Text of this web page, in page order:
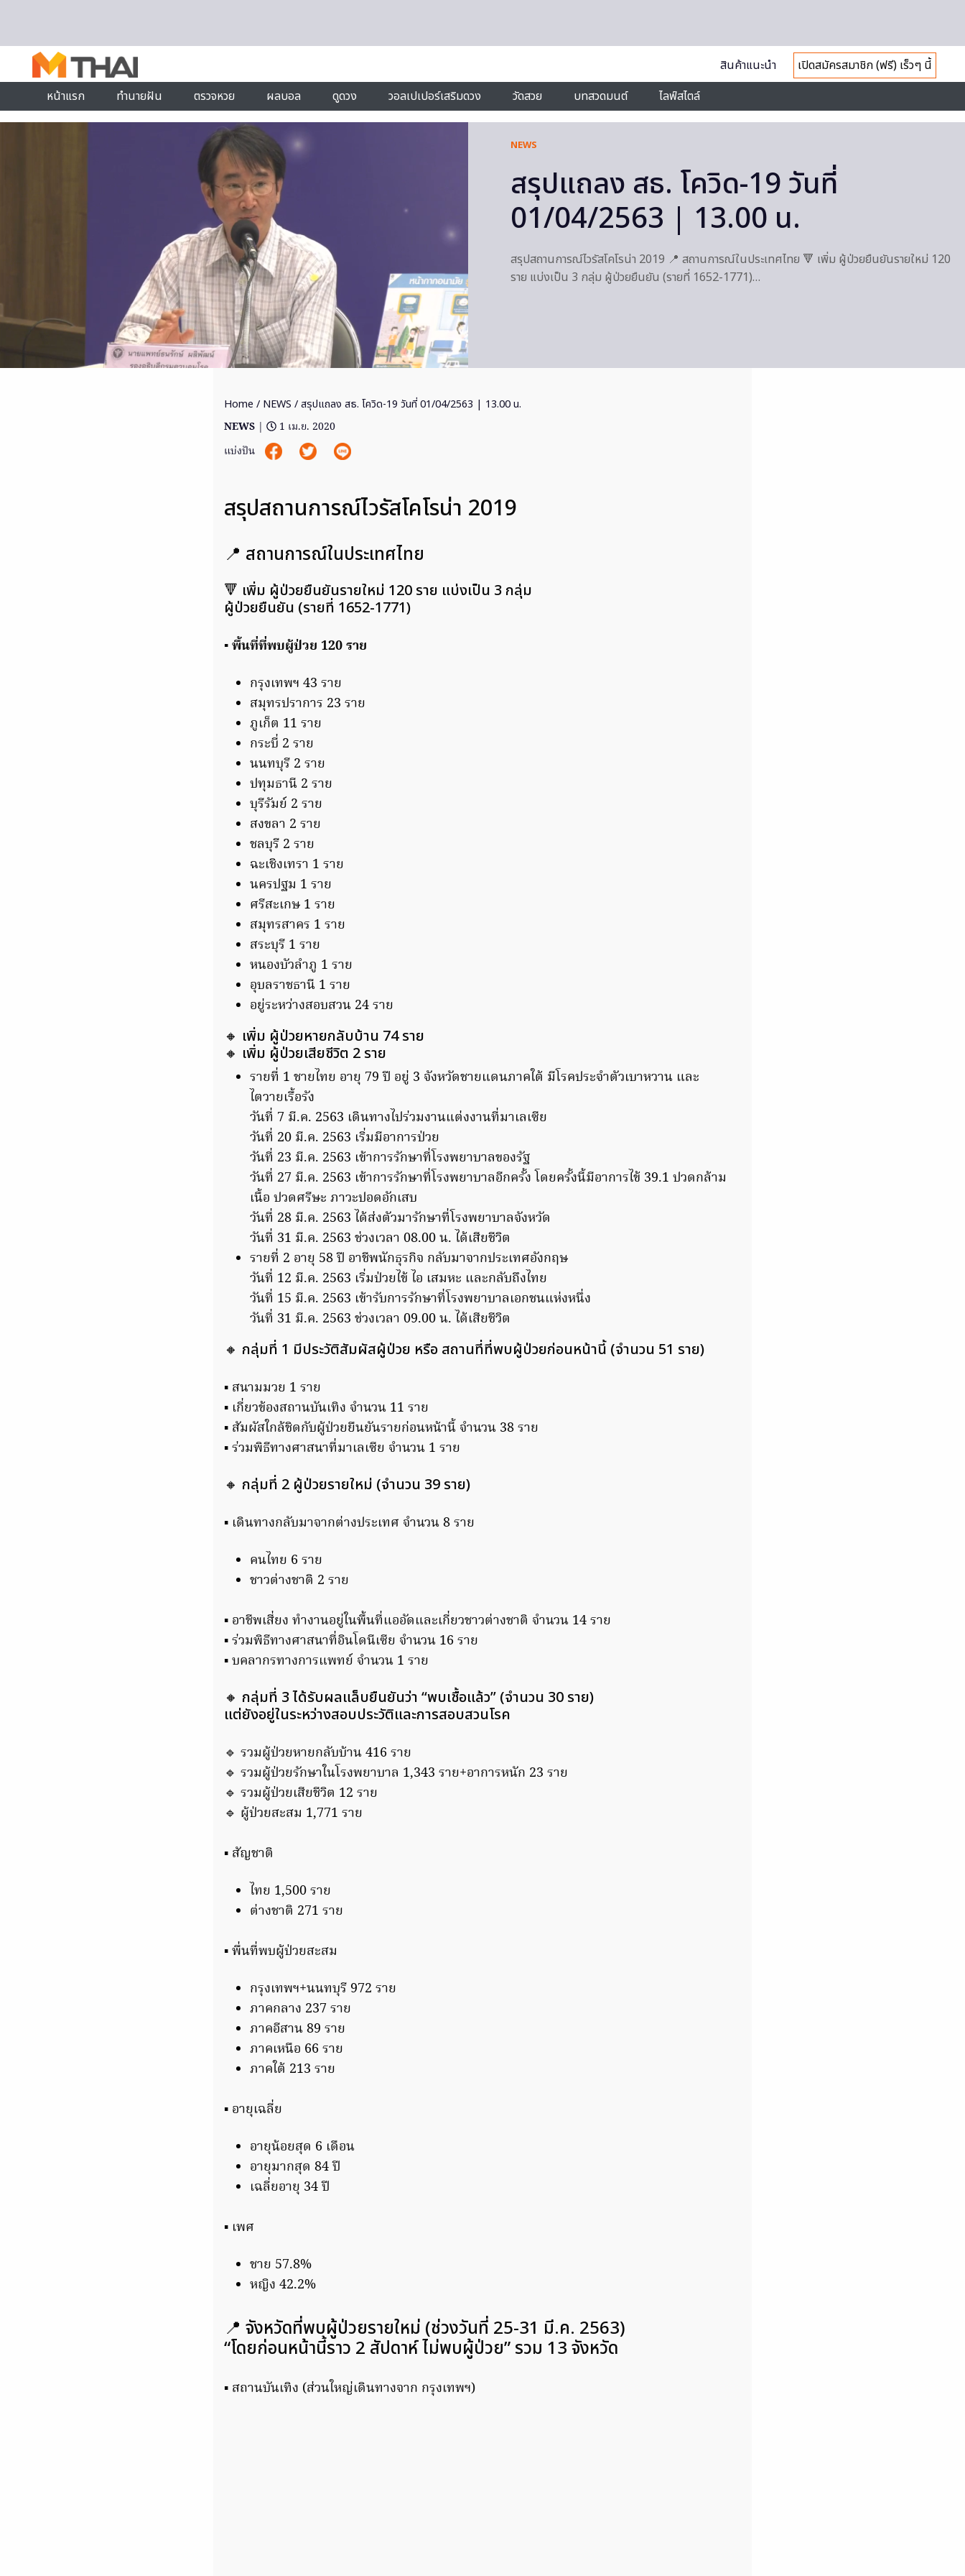
สินค้าแนะนำ
เปิดสมัครสมาชิก (ฟรี) เร็วๆ นี้
หน้าแรก
ทำนายฝัน ตรวจหวย ผลบอล ดูดวง วอลเปเปอร์เสริมดวง วัดสวย บทสวดมนต์ ไลฟ์สไตล์
NEWS
สรุปแถลง สธ. โควิด-19 วันที่
01/04/2563 | 13.00 น.
สรุปสถานการณ์ไวรัสโคโรน่า 2019 📍 สถานการณ์ในประเทศไทย 🔻 เพิ่ม ผู้ป่วยยืนยันรายใหม่ 120
ราย แบ่งเป็น 3 กลุ่ม ผู้ป่วยยืนยัน (รายที่ 1652-1771)…
Home / NEWS / สรุปแถลง สธ. โควิด-19 วันที่ 01/04/2563 | 13.00 น.
NEWS |
1 เม.ย. 2020
แบ่งปัน
สรุปสถานการณ์ไวรัสโคโรน่า 2019
📍 สถานการณ์ในประเทศไทย
🔻 เพิ่ม ผู้ป่วยยืนยันรายใหม่ 120 ราย แบ่งเป็น 3 กลุ่ม
ผู้ป่วยยืนยัน (รายที่ 1652-1771)
▪️ พื้นที่ที่พบผู้ป่วย 120 ราย
กรุงเทพฯ 43 ราย
สมุทรปราการ 23 ราย
ภูเก็ต 11 ราย
กระบี่ 2 ราย
นนทบุรี 2 ราย
ปทุมธานี 2 ราย
บุรีรัมย์ 2 ราย
สงขลา 2 ราย
ชลบุรี 2 ราย
ฉะเชิงเทรา 1 ราย
นครปฐม 1 ราย
ศรีสะเกษ 1 ราย
สมุทรสาคร 1 ราย
สระบุรี 1 ราย
หนองบัวลำภู 1 ราย
อุบลราชธานี 1 ราย
อยู่ระหว่างสอบสวน 24 ราย
🔸 เพิ่ม ผู้ป่วยหายกลับบ้าน 74 ราย
🔸 เพิ่ม ผู้ป่วยเสียชีวิต 2 ราย
รายที่ 1 ชายไทย อายุ 79 ปี อยู่ 3 จังหวัดชายแดนภาคใต้ มีโรคประจำตัวเบาหวาน และ
ไตวายเรื้อรัง
วันที่ 7 มี.ค. 2563 เดินทางไปร่วมงานแต่งงานที่มาเลเซีย
วันที่ 20 มี.ค. 2563 เริ่มมีอาการป่วย
วันที่ 23 มี.ค. 2563 เข้าการรักษาที่โรงพยาบาลของรัฐ
วันที่ 27 มี.ค. 2563 เข้าการรักษาที่โรงพยาบาลอีกครั้ง โดยครั้งนี้มีอาการไข้ 39.1 ปวดกล้าม
เนื้อ ปวดศรีษะ ภาวะปอดอักเสบ
วันที่ 28 มี.ค. 2563 ได้ส่งตัวมารักษาที่โรงพยาบาลจังหวัด
วันที่ 31 มี.ค. 2563 ช่วงเวลา 08.00 น. ได้เสียชีวิต
รายที่ 2 อายุ 58 ปี อาชีพนักธุรกิจ กลับมาจากประเทศอังกฤษ
วันที่ 12 มี.ค. 2563 เริ่มป่วยไข้ ไอ เสมหะ และกลับถึงไทย
วันที่ 15 มี.ค. 2563 เข้ารับการรักษาที่โรงพยาบาลเอกชนแห่งหนึ่ง
วันที่ 31 มี.ค. 2563 ช่วงเวลา 09.00 น. ได้เสียชีวิต
🔸 กลุ่มที่ 1 มีประวัติสัมผัสผู้ป่วย หรือ สถานที่ที่พบผู้ป่วยก่อนหน้านี้ (จำนวน 51 ราย)
▪️ สนามมวย 1 ราย
▪️ เกี่ยวข้องสถานบันเทิง จำนวน 11 ราย
▪️ สัมผัสใกล้ชิดกับผู้ป่วยยืนยันรายก่อนหน้านี้ จำนวน 38 ราย
▪️ ร่วมพิธีทางศาสนาที่มาเลเซีย จำนวน 1 ราย
🔸 กลุ่มที่ 2 ผู้ป่วยรายใหม่ (จำนวน 39 ราย)
▪️ เดินทางกลับมาจากต่างประเทศ จำนวน 8 ราย
คนไทย 6 ราย
ชาวต่างชาติ 2 ราย
▪️ อาชีพเสี่ยง ทำงานอยู่ในพื้นที่แออัดและเกี่ยวชาวต่างชาติ จำนวน 14 ราย
▪️ ร่วมพิธีทางศาสนาที่อินโดนีเซีย จำนวน 16 ราย
▪️ บคลากรทางการแพทย์ จำนวน 1 ราย
🔸 กลุ่มที่ 3 ได้รับผลแล็บยืนยันว่า “พบเชื้อแล้ว” (จำนวน 30 ราย)
แต่ยังอยู่ในระหว่างสอบประวัติและการสอบสวนโรค
🔹 รวมผู้ป่วยหายกลับบ้าน 416 ราย
🔹 รวมผู้ป่วยรักษาในโรงพยาบาล 1,343 ราย+อาการหนัก 23 ราย
🔹 รวมผู้ป่วยเสียชีวิต 12 ราย
🔹 ผู้ป่วยสะสม 1,771 ราย
▪️ สัญชาติ
ไทย 1,500 ราย
ต่างชาติ 271 ราย
▪️ พื่นที่พบผู้ป่วยสะสม
กรุงเทพฯ+นนทบุรี 972 ราย
ภาคกลาง 237 ราย
ภาคอีสาน 89 ราย
ภาคเหนือ 66 ราย
ภาคใต้ 213 ราย
▪️ อายุเฉลี่ย
อายุน้อยสุด 6 เดือน
อายุมากสุด 84 ปี
เฉลี่ยอายุ 34 ปี
▪️ เพศ
ชาย 57.8%
หญิง 42.2%
📍 จังหวัดที่พบผู้ป่วยรายใหม่ (ช่วงวันที่ 25-31 มี.ค. 2563)
“โดยก่อนหน้านี้ราว 2 สัปดาห์ ไม่พบผู้ป่วย” รวม 13 จังหวัด
▪️ สถานบันเทิง (ส่วนใหญ่เดินทางจาก กรุงเทพฯ)